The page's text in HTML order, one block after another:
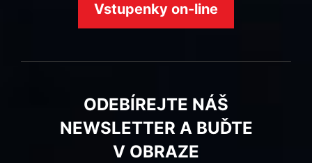
Vstupenky on-line
ODEBÍREJTE NÁŠ
NEWSLETTER A BUĎTE
V OBRAZE